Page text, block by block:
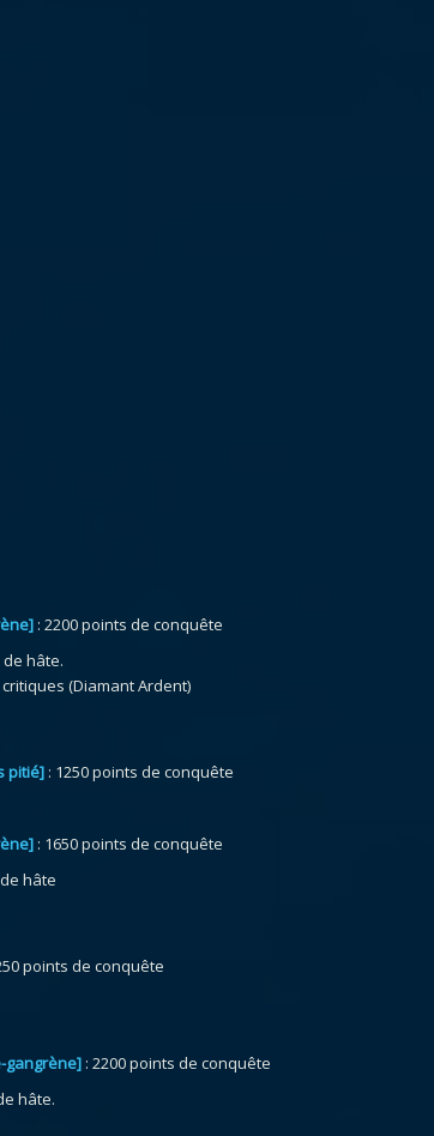
: 2200 points de conquête
hâte.
(Diamant Ardent)
pitié] : 1250 points de conquête
: 1650 points de conquête
hâte
points de conquête
gangrène] : 2200 points de conquête
hâte.